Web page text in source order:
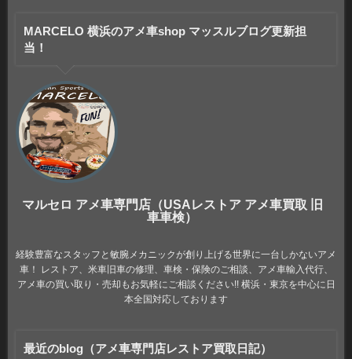
MARCELO 横浜のアメ車shop マッスルブログ更新担
当！
マルセロ アメ車専門店（USAレストア アメ車買取 旧
車車検）
経験豊富なスタッフと敏腕メカニックが創り上げる世界に一台しかないアメ
車！ レストア、米車旧車の修理、車検・保険のご相談、アメ車輸入代行、
アメ車の買い取り・売却もお気軽にご相談ください!! 横浜・東京を中心に日
本全国対応しております
最近のblog（アメ車専門店レストア買取日記）